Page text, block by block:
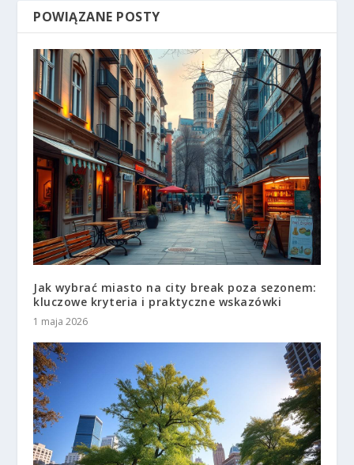
POWIĄZANE POSTY
Jak wybrać miasto na city break poza sezonem:
kluczowe kryteria i praktyczne wskazówki
1 maja 2026